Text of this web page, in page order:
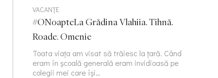
VACANȚE
#ONoapteLa Grădina Vlahiia. Tihnă.
Roade. Omenie
Toata viața am visat să trăiesc la țară. Când
eram în școală generală eram invidioasă pe
colegii mei care își…